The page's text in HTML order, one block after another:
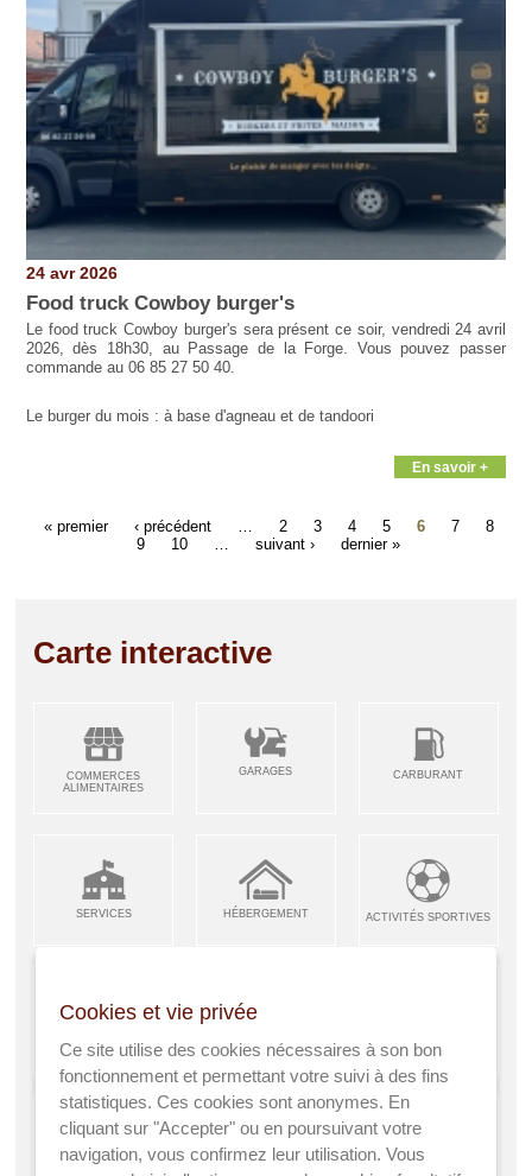
24 avr 2026
Food truck Cowboy burger's
Le food truck Cowboy burger's sera présent ce soir, vendredi 24 avril
2026, dès 18h30, au Passage de la Forge. Vous pouvez passer
commande au 06 85 27 50 40.
Le burger du mois : à base d'agneau et de tandoori
En savoir +
« premier ‹ précédent 2 3 4 5 6 7
8
9
10 suivant › dernier »
Carte interactive
COMMERCES
ALIMENTAIRES
GARAGES CARBURANT
SERVICES HÉBERGEMENT ACTIVITÉS SPORTIVES
ARTISANS &
INDUSTRIES
RESTAURANTS CAFÉS ENFANCE JEUNESSE
Cookies et vie privée
Ce site utilise des cookies nécessaires à son bon
fonctionnement et permettant votre suivi à des fins
statistiques. Ces cookies sont anonymes. En
cliquant sur "Accepter" ou en poursuivant votre
navigation, vous confirmez leur utilisation. Vous